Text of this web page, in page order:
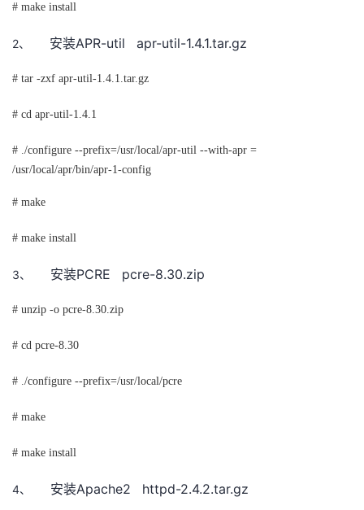
# make install
2、 安装APR-util apr-util-1.4.1.tar.gz
# tar -zxf apr-util-1.4.1.tar.gz
# cd apr-util-1.4.1
# ./configure --prefix=/usr/local/apr-util --with-apr =
/usr/local/apr/bin/apr-1-config
# make
# make install
3、 安装PCRE pcre-8.30.zip
# unzip -o pcre-8.30.zip
# cd pcre-8.30
# ./configure --prefix=/usr/local/pcre
# make
# make install
4、 安装Apache2 httpd-2.4.2.tar.gz